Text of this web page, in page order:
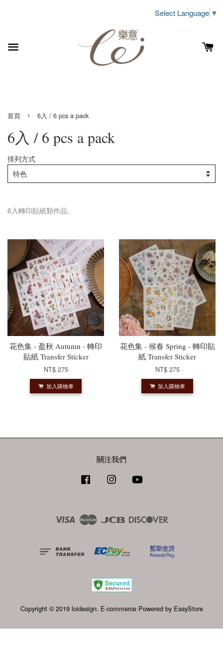
Select Language ▼
首頁 › 6入 / 6 pcs a pack
6入 / 6 pcs a pack
排列方式
6入轉印貼紙類作品。
花色集 - 盈秋 Autumn - 轉印
貼紙 Transfer Sticker
NT$ 275
加入購物車
花色集 - 候春 Spring - 轉印貼
紙 Transfer Sticker
NT$ 275
加入購物車
關注我們
Facebook Instagram
Visa Master JCB
Copyright © 2019 loidesign. E-commerce Powered by EasyStore